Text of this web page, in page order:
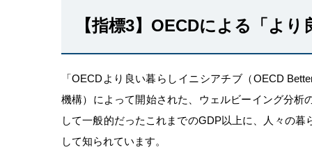
【指標3】OECDによる「よ
「OECDより良い暮らしイニシアチブ（OECD
機構）によって開始された、ウェルビーイング分
して一般的だったこれまでのGDP以上に、人々の
して知られています。